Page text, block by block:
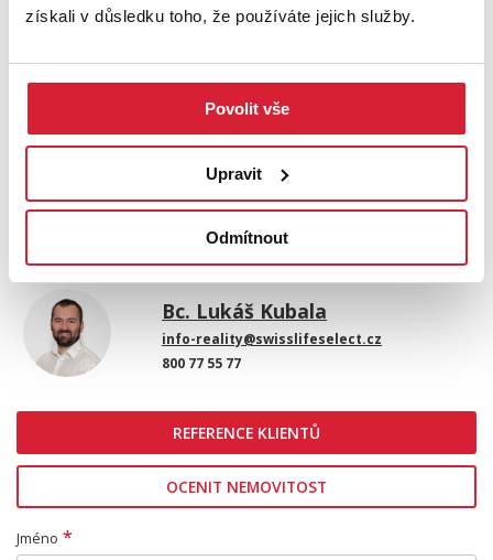
získali v důsledku toho, že používáte jejich služby.
Povolit vše
Upravit
Odmítnout
Leaflet
KONTAKTOVAT MAKLÉŘE
Bc. Lukáš Kubala
info-reality@swisslifeselect.cz
800 77 55 77
REFERENCE KLIENTŮ
OCENIT NEMOVITOST
Jméno *